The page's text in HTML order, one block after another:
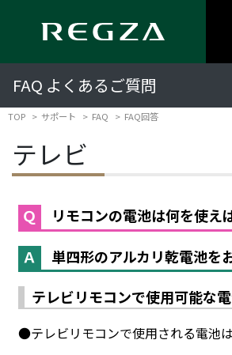
FAQ よくあるご質問
TOP サポート FAQ FAQ回答
テレビ